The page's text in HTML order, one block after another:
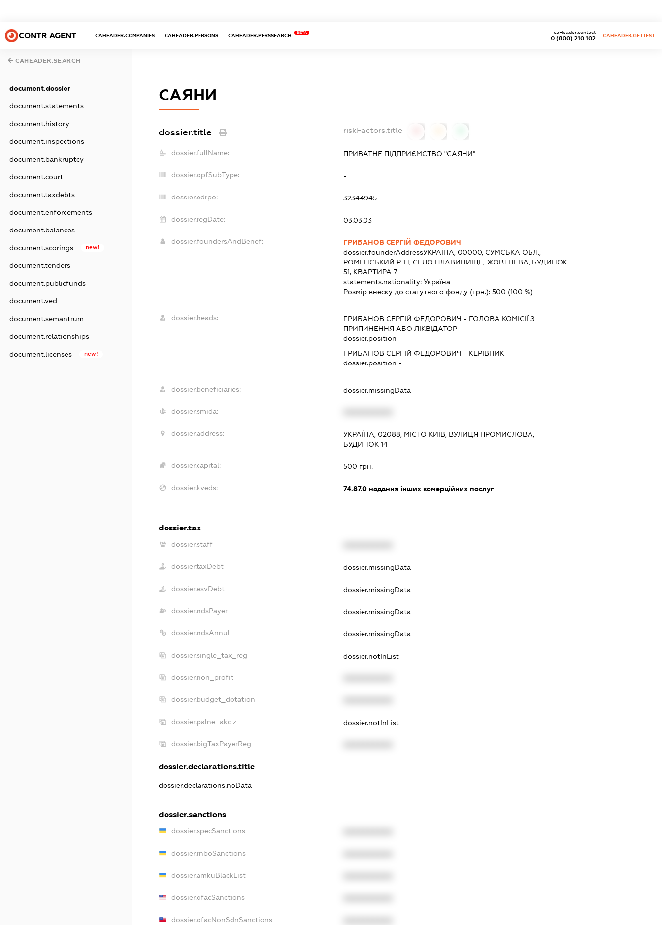
CONTR AGENT CAHEADER.COMPANIES CAHEADER.PERSONS CAHEADER.PERSSEARCH
BETA
0 (800) 210 102
caHeader.contact
CAHEADER.GETTEST
CAHEADER.SEARCH
document.dossier
document.statements
document.history
document.inspections
document.bankruptcy
document.court
document.taxdebts
document.enforcements
document.balances
document.scorings new!
document.tenders
document.publicfunds
document.ved
document.semantrum
document.relationships
document.licenses new!
САЯНИ
dossier.title riskFactors.title
dossier.fullName: ПРИВАТНЕ ПІДПРИЄМСТВО "САЯНИ"
dossier.opfSubType: -
dossier.edrpo: 32344945
dossier.regDate: 03.03.03
dossier.foundersAndBenef:
ГРИБАНОВ СЕРГІЙ ФЕДОРОВИЧ
dossier.founderAddressУКРАЇНА, 00000, СУМСЬКА ОБЛ.,
РОМЕНСЬКИЙ Р-Н, СЕЛО ПЛАВИНИЩЕ, ЖОВТНЕВА, БУДИНОК
51, КВАРТИРА 7
statements.nationality:Україна
Розмір внеску до статутного фонду (грн.):500 (100 %)
dossier.heads: ГРИБАНОВ СЕРГІЙ ФЕДОРОВИЧ - ГОЛОВА КОМІСІЇ З
ПРИПИНЕННЯ АБО ЛІКВІДАТОР
dossier.position -
ГРИБАНОВ СЕРГІЙ ФЕДОРОВИЧ - КЕРІВНИК
dossier.position -
dossier.beneficiaries: dossier.missingData
dossier.smida:
dossier.address:
УКРАЇНА, 02088, МІСТО КИЇВ, ВУЛИЦЯ ПРОМИСЛОВА,
БУДИНОК 14
dossier.capital: 500 грн.
dossier.kveds: 74.87.0 надання інших комерційних послуг
dossier.tax
dossier.staff
dossier.taxDebt dossier.missingData
dossier.esvDebt dossier.missingData
dossier.ndsPayer dossier.missingData
dossier.ndsAnnul dossier.missingData
dossier.single_tax_reg dossier.notInList
dossier.non_profit
dossier.budget_dotation
dossier.palne_akciz dossier.notInList
dossier.bigTaxPayerReg
dossier.declarations.title
dossier.declarations.noData
dossier.sanctions
dossier.specSanctions
dossier.rnboSanctions
dossier.amkuBlackList
dossier.ofacSanctions
dossier.ofacNonSdnSanctions